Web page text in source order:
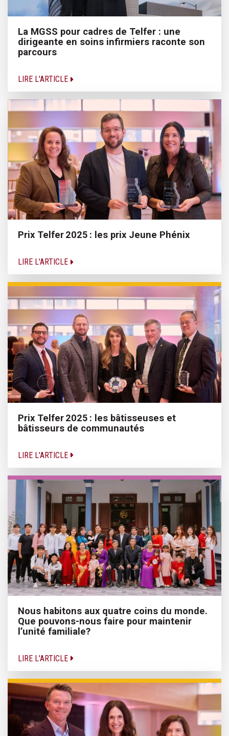
La MGSS pour cadres de Telfer : une
dirigeante en soins infirmiers raconte son
parcours
LIRE L'ARTICLE
Prix Telfer 2025 : les prix Jeune Phénix
LIRE L'ARTICLE
Prix Telfer 2025 : les bâtisseuses et
bâtisseurs de communautés
LIRE L'ARTICLE
Nous habitons aux quatre coins du monde.
Que pouvons-nous faire pour maintenir
l’unité familiale?
LIRE L'ARTICLE